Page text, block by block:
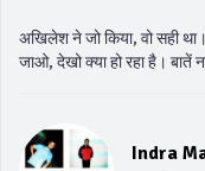
अखिलेश ने जो किया, वो सही
जाओ, देखो क्या हो रहा है। बातें
Indra